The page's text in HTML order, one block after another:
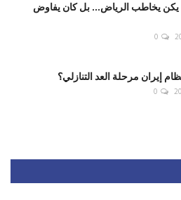
يكن يخاطب الرياض... بل كان يفاوض
0
إيران مرحلة العد التنازلي؟
0